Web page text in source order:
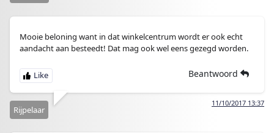
Mooie beloning want in dat winkelcentrum wordt er ook echt
aandacht aan besteedt! Dat mag ook wel eens gezegd worden.
Beantwoord
11/10/2017 13:37
Rijpelaar